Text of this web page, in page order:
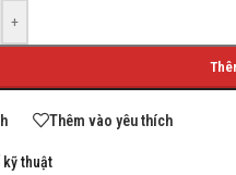
menu
+
Thêm vào yêu thích
thuật